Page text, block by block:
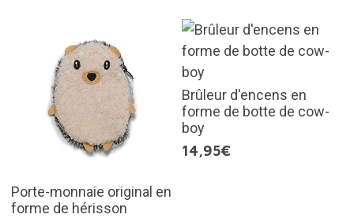
Porte-monnaie original en
forme de hérisson
Brûleur d'encens en
forme de botte de cow-
boy
14,95€